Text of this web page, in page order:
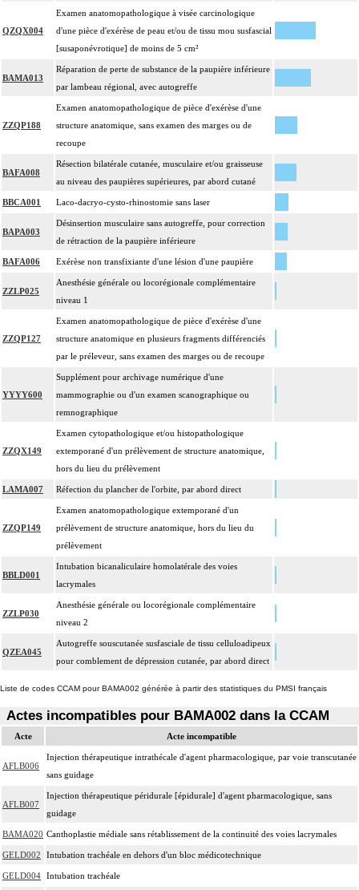
QZQX004
Examen anatomopathologique à visée carcinologique
d'une pièce d'exérèse de peau et/ou de tissu mou susfascial
[susaponévrotique] de moins de 5 cm²
BAMA013
Réparation de perte de substance de la paupière inférieure
par lambeau régional, avec autogreffe
ZZQP188
Examen anatomopathologique de pièce d'exérèse d'une
structure anatomique, sans examen des marges ou de
recoupe
BAFA008
Résection bilatérale cutanée, musculaire et/ou graisseuse
au niveau des paupières supérieures, par abord cutané
BBCA001 Laco-dacryo-cysto-rhinostomie sans laser
BAPA003
Désinsertion musculaire sans autogreffe, pour correction
de rétraction de la paupière inférieure
BAFA006 Exérèse non transfixiante d'une lésion d'une paupière
ZZLP025
Anesthésie générale ou locorégionale complémentaire
niveau 1
ZZQP127
Examen anatomopathologique de pièce d'exérèse d'une
structure anatomique en plusieurs fragments différenciés
par le préleveur, sans examen des marges ou de recoupe
YYYY600
Supplément pour archivage numérique d'une
mammographie ou d'un examen scanographique ou
remnographique
ZZQX149
Examen cytopathologique et/ou histopathologique
extemporané d'un prélèvement de structure anatomique,
hors du lieu du prélèvement
LAMA007 Réfection du plancher de l'orbite, par abord direct
ZZQP149
Examen anatomopathologique extemporané d'un
prélèvement de structure anatomique, hors du lieu du
prélèvement
BBLD001
Intubation bicanaliculaire homolatérale des voies
lacrymales
ZZLP030
Anesthésie générale ou locorégionale complémentaire
niveau 2
QZEA045
Autogreffe souscutanée susfasciale de tissu celluloadipeux
pour comblement de dépression cutanée, par abord direct
Liste de codes CCAM pour BAMA002 générée à partir des statistiques du PMSI français
Actes incompatibles pour BAMA002 dans la CCAM
Acte Acte incompatible
AFLB006
Injection thérapeutique intrathécale d'agent pharmacologique, par voie transcutanée
sans guidage
AFLB007
Injection thérapeutique péridurale [épidurale] d'agent pharmacologique, sans
guidage
BAMA020 Canthoplastie médiale sans rétablissement de la continuité des voies lacrymales
GELD002 Intubation trachéale en dehors d'un bloc médicotechnique
GELD004 Intubation trachéale